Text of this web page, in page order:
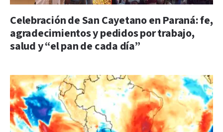
Celebración de San Cayetano en Paraná: fe,
agradecimientos y pedidos por trabajo,
salud y “el pan de cada día”